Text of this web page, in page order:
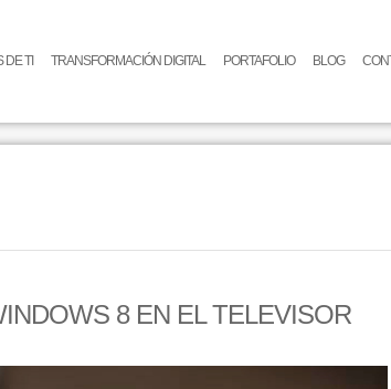
DE TI TRANSFORMACIÓN DIGITAL PORTAFOLIO BLOG
8 EN EL TELEVISOR